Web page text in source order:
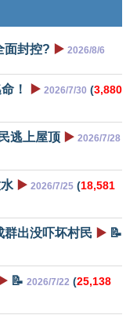
面封控? ▶️ 2026/8/6
！ ▶️ 2026/7/30 (3,880
逃上屋顶 ▶️ 2026/7/28
▶️ 2026/7/25 (18,581
群出没吓坏村民 ▶️ 📝
▶️ 📝 2026/7/22 (25,138